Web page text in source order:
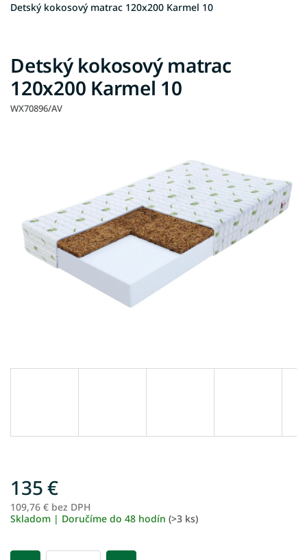
Detský kokosový matrac 120x200 Karmel 10
Detský kokosový matrac
120x200 Karmel 10
WX70896/AV
135 €
109,76 € bez DPH
Skladom | Doručíme do 48 hodín (>3 ks)